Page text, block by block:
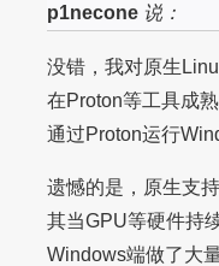
p1necone说：
没错，我对原生
在Proton等工具成
通过Proton运行
遗憾的是，原生支
其当GPU等硬件持
Windows端做了大